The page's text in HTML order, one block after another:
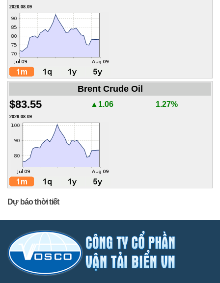
2026.08.09
Brent Crude Oil
$83.55 ▲1.06 1.27%
2026.08.09
Dự báo thời tiết